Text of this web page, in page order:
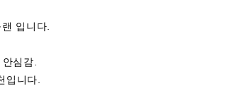
입니다.
심감.
입니다.